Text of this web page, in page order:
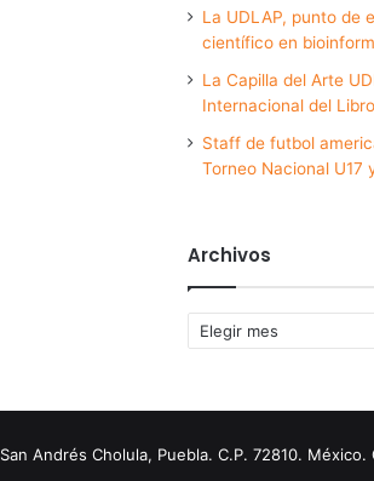
La UDLAP, punto de
científico en
La Capilla del Arte
Internacional del
Staff de futbol
Torneo Nacional U17
Archivos
Archivos
Andrés Cholula, Puebla. C.P. 72810. México.